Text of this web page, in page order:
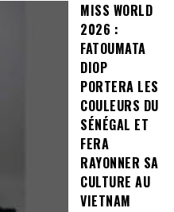
MISS WORLD
2026 :
FATOUMATA
DIOP
PORTERA LES
COULEURS DU
SÉNÉGAL ET
FERA
RAYONNER SA
CULTURE AU
VIETNAM